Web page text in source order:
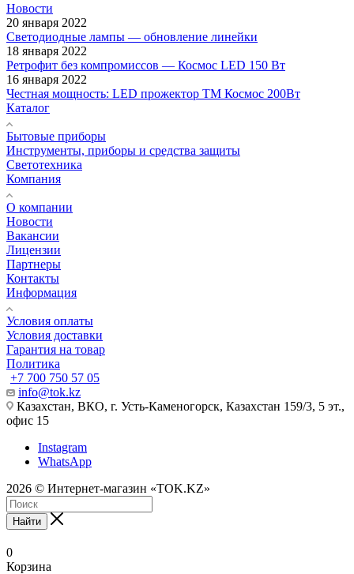
Новости
20 января 2022
Светодиодные лампы — обновление линейки
18 января 2022
Ретрофит без компромиссов — Космос LED 150 Вт
16 января 2022
Честная мощность: LED прожектор ТМ Космос 200Вт
Каталог
Бытовые приборы
Инструменты, приборы и средства защиты
Светотехника
Компания
О компании
Новости
Вакансии
Лицензии
Партнеры
Контакты
Информация
Условия оплаты
Условия доставки
Гарантия на товар
Политика
+7 700 750 57 05
info@tok.kz
Казахстан, ВКО, г. Усть-Каменогорск, Казахстан 159/3, 5 эт.,
офис 15
Instagram
WhatsApp
2026 © Интернет-магазин «TOK.KZ»
Найти
0
Корзина